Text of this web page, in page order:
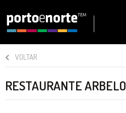
VOLTAR
RESTAURANTE ARBELO